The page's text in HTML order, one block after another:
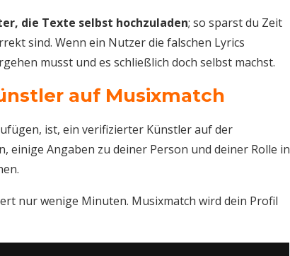
die Texte selbst hochzuladen; so sparst du Zeit
sind. Wenn ein Nutzer die falschen Lyrics
musst und es schließlich doch selbst machst.
auf Musixmatch
ist, ein verifizierter Künstler auf der
einige Angaben zu deiner Person und deiner Rolle in
nur wenige Minuten. Musixmatch wird dein Profil